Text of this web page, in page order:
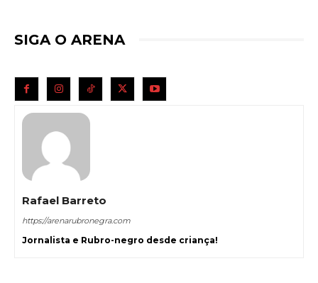
SIGA O ARENA
Rafael Barreto
https://arenarubronegra.com
Jornalista e Rubro-negro desde criança!